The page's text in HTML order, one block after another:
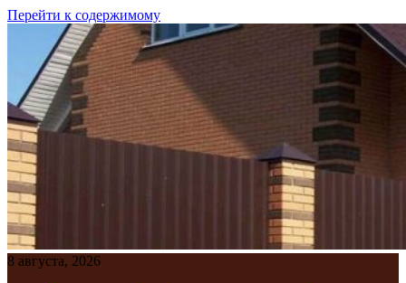
Перейти к содержимому
8 августа, 2026